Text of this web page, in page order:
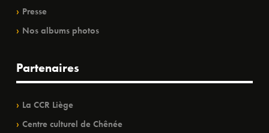
Presse
Nos albums photos
Partenaires
La CCR Liège
Centre culturel de Chênée